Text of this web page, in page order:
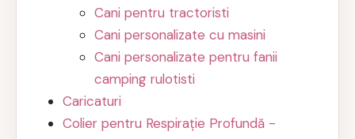
Cani pentru tractoristi
Cani personalizate cu masini
Cani personalizate pentru fanii
camping rulotisti
Caricaturi
Colier pentru Respirație Profundă -